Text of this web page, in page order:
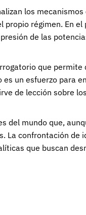
los
propio régimen. En
de las
que permite
un esfuerzo para
de lección sobre
del mundo que,
La confrontación de
que buscan